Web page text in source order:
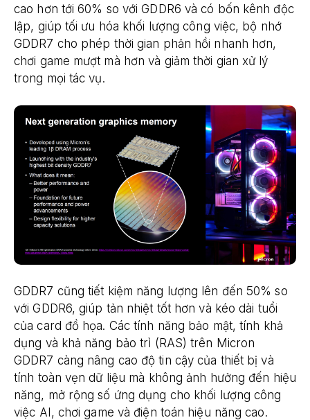
cao hơn tới 60% so với GDDR6 và có bốn kênh độc
lập, giúp tối ưu hóa khối lượng công việc, bộ nhớ
GDDR7 cho phép thời gian phản hồi nhanh hơn,
chơi game mượt mà hơn và giảm thời gian xử lý
trong mọi tác vụ.
GDDR7 cũng tiết kiệm năng lượng lên đến 50% so
với GDDR6, giúp tản nhiệt tốt hơn và kéo dài tuổi
của card đồ họa. Các tính năng bảo mật, tính khả
dụng và khả năng bảo trì (RAS) trên Micron
GDDR7 càng nâng cao độ tin cậy của thiết bị và
tính toàn vẹn dữ liệu mà không ảnh hưởng đến hiệu
năng, mở rộng số ứng dụng cho khối lượng công
việc AI, chơi game và điện toán hiệu năng cao.